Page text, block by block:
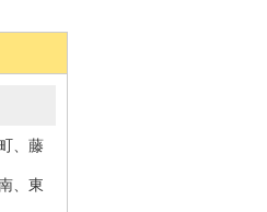
、藤
、東